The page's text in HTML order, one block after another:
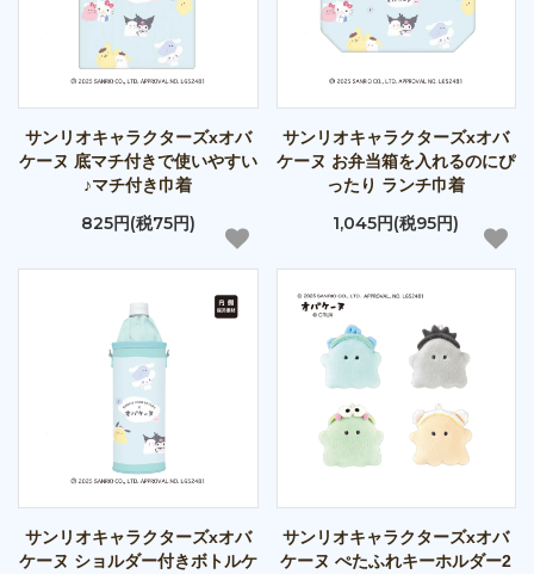
サンリオキャラクターズxオバ
ケーヌ 底マチ付きで使いやすい
♪マチ付き巾着
825円(税75円)
サンリオキャラクターズxオバ
ケーヌ お弁当箱を入れるのにぴ
ったり ランチ巾着
1,045円(税95円)
サンリオキャラクターズxオバ
ケーヌ ショルダー付きボトルケ
サンリオキャラクターズxオバ
ケーヌ ぺたふれキーホルダー2